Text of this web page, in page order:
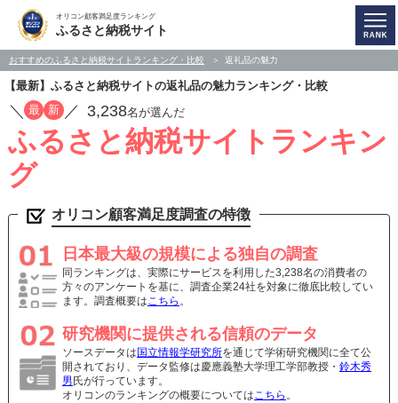
オリコン顧客満足度ランキング
ふるさと納税サイト
おすすめのふるさと納税サイトランキング・比較 返礼品の魅力
【最新】ふるさと納税サイトの返礼品の魅力ランキング・比較
／ 最 新 ／ 3,238名が選んだ
ふるさと納税サイトランキン
グ
オリコン顧客満足度調査の特徴
日本最大級の規模による独自の調査
同ランキングは、実際にサービスを利用した3,238名の消費者の
方々のアンケートを基に、調査企業24社を対象に徹底比較してい
ます。調査概要はこちら 。
研究機関に提供される信頼のデータ
ソースデータは 国立情報学研究所を通じて学術研究機関に全て公
開されており、データ監修は慶應義塾大学理工学部教授・ 鈴木秀
男 氏が行っています。
オリコンのランキングの概要についてはこちら 。